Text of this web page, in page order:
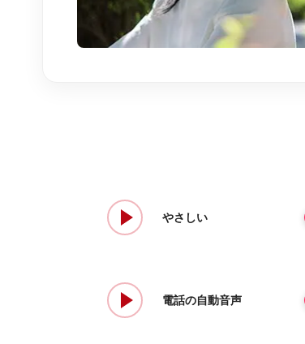
やさしい
電話の自動音声